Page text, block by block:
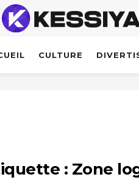
CULTURE
: Zone